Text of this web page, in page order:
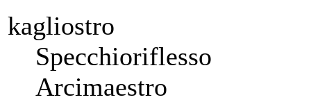
kagliostro
Specchioriflesso
Arcimaestro